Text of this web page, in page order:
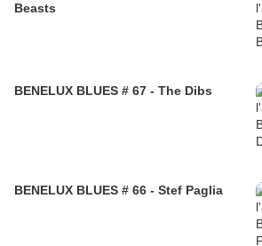
Beasts
BENELUX BLUES # 67 - The Dibs
BENELUX BLUES # 66 - Stef Paglia